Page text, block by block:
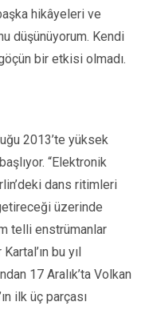
hikâyeleri ve
düşünüyorum. Kendi
bir etkisi olmadı.
2013’te yüksek
“Elektronik
dans ritimleri
üzerinde
telli enstrümanlar
bu yıl
17 Aralık’ta Volkan
ilk üç parçası